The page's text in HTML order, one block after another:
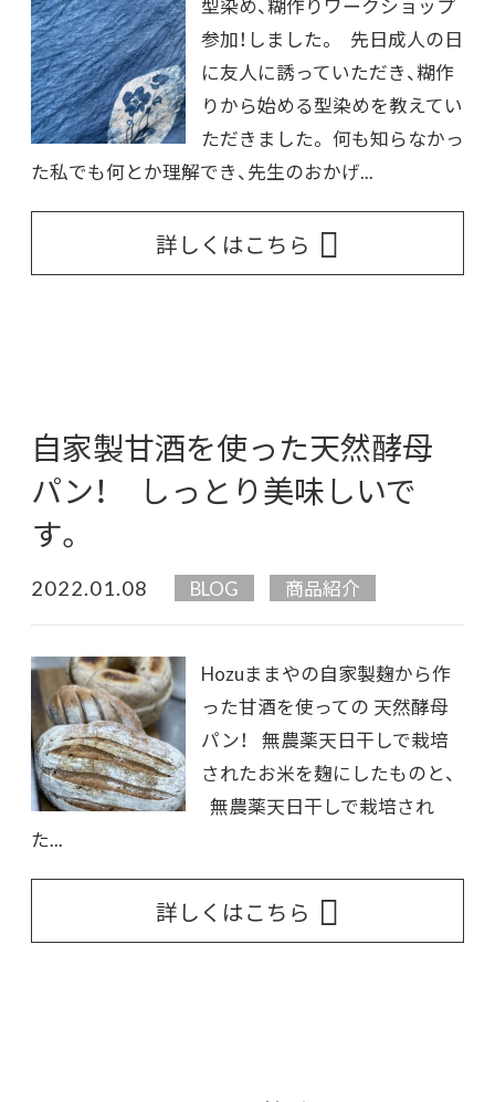
型染め、糊作りワークショップ
参加！しました。 先日成人の日
に友人に誘っていただき、糊作
りから始める型染めを教えてい
ただきました。 何も知らなかっ
た私でも何とか理解でき、先生のおかげ...
詳しくはこちら
自家製甘酒を使った天然酵母
パン！ しっとり美味しいで
す。
2022.01.08 BLOG 商品紹介
Hozuままやの自家製麹から作
った甘酒を使っての 天然酵母
パン！ 無農薬天日干しで栽培
されたお米を麹にしたものと、
無農薬天日干しで栽培され
た...
詳しくはこちら